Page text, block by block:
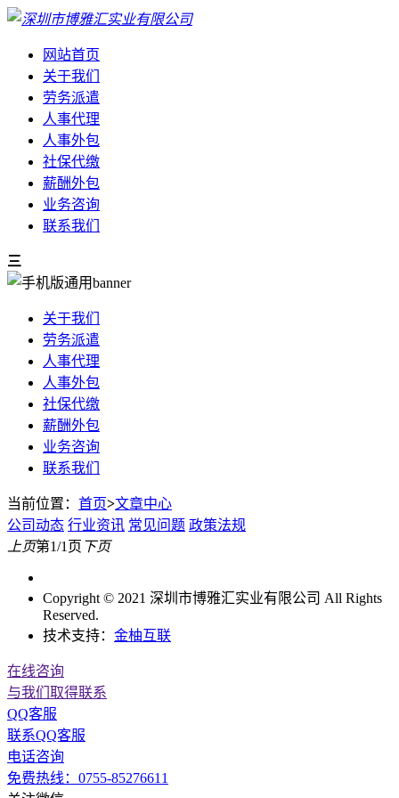
网站首页
关于我们
劳务派遣
人事代理
人事外包
社保代缴
薪酬外包
业务咨询
联系我们
三
关于我们
劳务派遣
人事代理
人事外包
社保代缴
薪酬外包
业务咨询
联系我们
当前位置： 首页>文章中心
公司动态 行业资讯 常见问题 政策法规
上页第1/1页 下页
Copyright © 2021 深圳市博雅汇实业有限公司 All Rights
Reserved.
技术支持： 金柚互联
在线咨询
与我们取得联系
QQ客服
联系QQ客服
电话咨询
免费热线：0755-85276611